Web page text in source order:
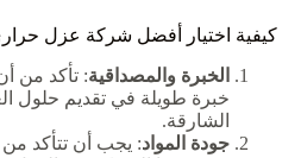
كيفية اختيار أفضل شركة عزل
الخبرة والمصداقية: تأكد من
خبرة طويلة في تقديم حلول
الشارقة.
جودة المواد: يجب أن تتأكد من